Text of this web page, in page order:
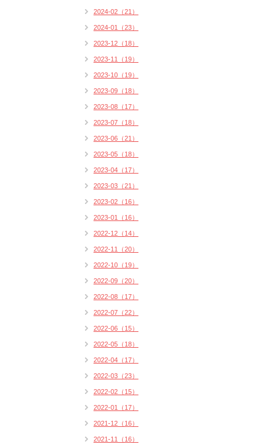
2024-02（21）
2024-01（23）
2023-12（18）
2023-11（19）
2023-10（19）
2023-09（18）
2023-08（17）
2023-07（18）
2023-06（21）
2023-05（18）
2023-04（17）
2023-03（21）
2023-02（16）
2023-01（16）
2022-12（14）
2022-11（20）
2022-10（19）
2022-09（20）
2022-08（17）
2022-07（22）
2022-06（15）
2022-05（18）
2022-04（17）
2022-03（23）
2022-02（15）
2022-01（17）
2021-12（16）
2021-11（16）